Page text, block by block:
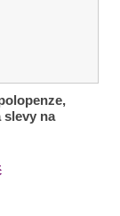
slevy na